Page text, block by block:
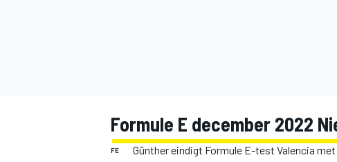
Formule E december 2022
FE Günther eindigt Formule E-test Valencia